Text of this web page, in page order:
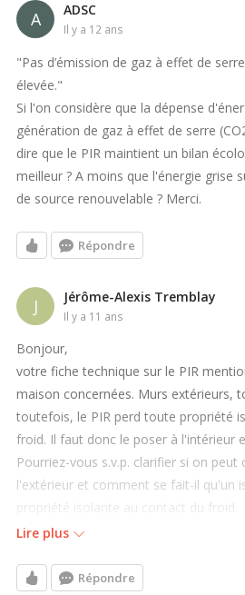
A ADSC
il y a 12 ans
"Pas d’émission de gaz à effet de
élevée."
Si l'on considère que la dépense
génération de gaz à effet de serre
dire que le PIR maintient un bilan
meilleur ? A moins que l'énergie grise
de source renouvelable ? Merci.
Répondre
J Jérôme-Alexis Tremblay
il y a 11 ans
Bonjour,
votre fiche technique sur le PIR
maison concernées. Murs extérieurs,
toutefois, le PIR perd toute propriété
froid. Il faut donc le poser à l'intérieur
Pourriez-vous s.v.p. clarifier si on peut
l'extérieur et comment se fait-il qu'un
propriété isolante au contact du froid.
Lire plus
Répondre